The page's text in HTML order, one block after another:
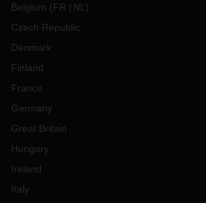
Belgium (FR NL )
Czech Republic
Denmark
Finland
France
Germany
Great Britain
Hungary
Ireland
Italy